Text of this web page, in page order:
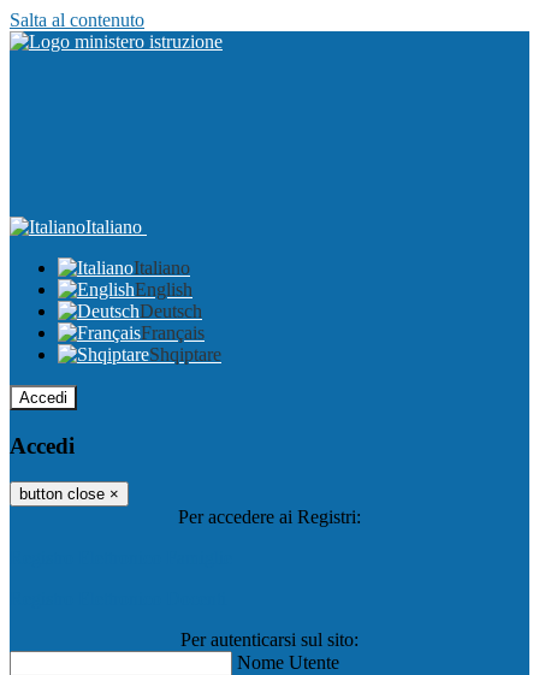
Salta al contenuto
Italiano
Italiano
English
Deutsch
Français
Shqiptare
Accedi
Accedi
button close ×
Per accedere ai Registri:
Per autenticarsi sul sito:
Nome Utente